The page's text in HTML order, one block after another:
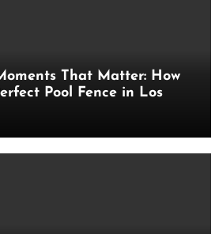
That Matter: How
Pool Fence in Los